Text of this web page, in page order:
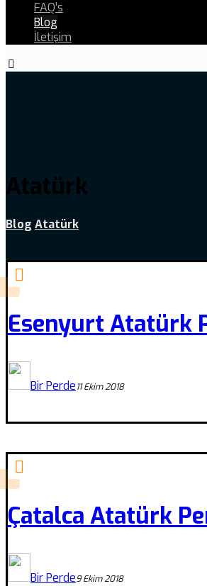
FAQ’s
Blog
İletişim
Atatürk
Blog Atatürk
Esenyurt Atatürk
Bir Perde11 Ekim 2018
Çatalca Atatürk
Bir Perde9 Ekim 2018